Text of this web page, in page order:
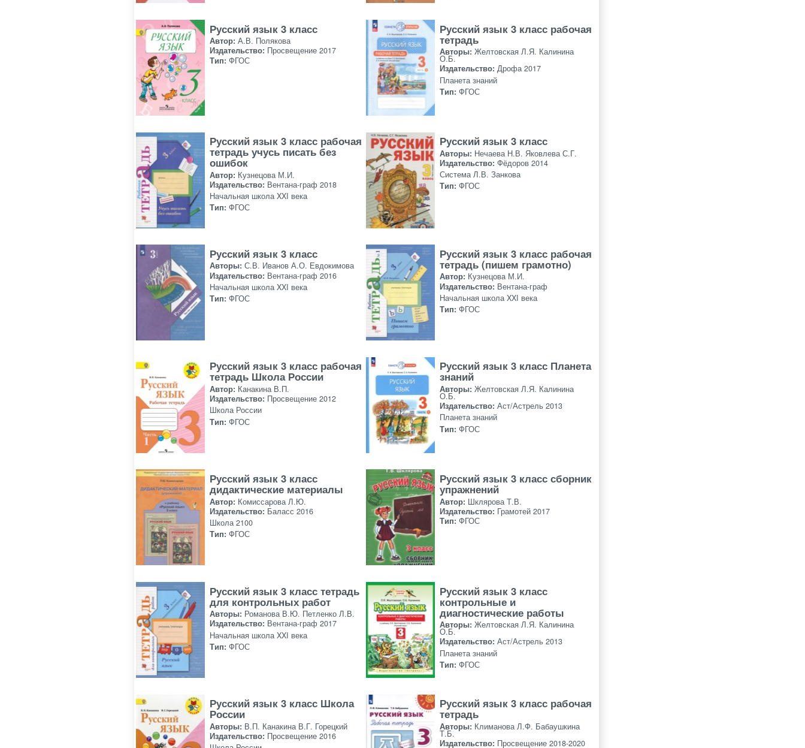
Русский язык 3 класс
Автор: А.В. Полякова
Издательство: Просвещение 2017
Тип: ФГОС
Русский язык 3 класс рабочая
тетрадь
Авторы:Желтовская Л.Я. Калинина
О.Б.
Издательство:Дрофа 2017
Планета знаний
Тип:ФГОС
Русский язык 3 класс рабочая
тетрадь учусь писать без
ошибок
Автор: Кузнецова М.И.
Издательство: Вентана-граф 2018
Начальная школа XXI века
Тип: ФГОС
Русский язык 3 класс
Авторы: Нечаева Н.В. Яковлева С.Г.
Издательство:Фёдоров 2014
Система Л.В. Занкова
Тип:ФГОС
Русский язык 3 класс
Авторы: С.В. Иванов А.О. Евдокимова
Издательство: Вентана-граф 2016
Начальная школа XXI века
Тип: ФГОС
Русский язык 3 класс рабочая
тетрадь (пишем грамотно)
Автор: Кузнецова М.И.
Издательство: Вентана-граф
Начальная школа XXI века
Тип:ФГОС
Русский язык 3 класс рабочая
тетрадь Школа России
Автор: Канакина В.П.
Издательство: Просвещение 2012
Школа России
Тип: ФГОС
Русский язык 3 класс Планета
знаний
Авторы:Желтовская Л.Я. Калинина
О.Б.
Издательство:Аст/Астрель 2013
Планета знаний
Тип:ФГОС
Русский язык 3 класс
дидактические материалы
Автор: Комиссарова Л.Ю.
Издательство: Баласс 2016
Школа 2100
Тип: ФГОС
Русский язык 3 класс сборник
упражнений
Автор: Шклярова Т.В.
Издательство: Грамотей 2017
Тип:ФГОС
Русский язык 3 класс тетрадь
для контрольных работ
Авторы: Романова В.Ю. Петленко Л.В.
Издательство: Вентана-граф 2017
Начальная школа XXI века
Тип: ФГОС
Русский язык 3 класс
контрольные и
диагностические работы
Авторы:Желтовская Л.Я. Калинина
О.Б.
Издательство:Аст/Астрель 2013
Планета знаний
Тип:ФГОС
Русский язык 3 класс Школа
России
Авторы: В.П. Канакина В.Г. Горецкий
Издательство: Просвещение 2016
Русский язык 3 класс рабочая
тетрадь
Авторы: Климанова Л.Ф. Бабаушкина
Т.Б.
Издательство: Просвещение 2018-2020